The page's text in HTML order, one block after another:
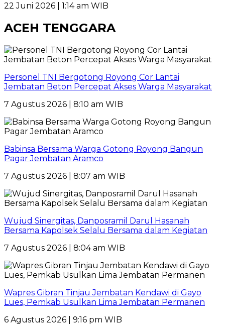
22 Juni 2026 | 1:14 am WIB
ACEH TENGGARA
Personel TNI Bergotong Royong Cor Lantai
Jembatan Beton Percepat Akses Warga Masyarakat
7 Agustus 2026 | 8:10 am WIB
Babinsa Bersama Warga Gotong Royong Bangun
Pagar Jembatan Aramco
7 Agustus 2026 | 8:07 am WIB
Wujud Sinergitas, Danposramil Darul Hasanah
Bersama Kapolsek Selalu Bersama dalam Kegiatan
7 Agustus 2026 | 8:04 am WIB
Wapres Gibran Tinjau Jembatan Kendawi di Gayo
Lues, Pemkab Usulkan Lima Jembatan Permanen
6 Agustus 2026 | 9:16 pm WIB